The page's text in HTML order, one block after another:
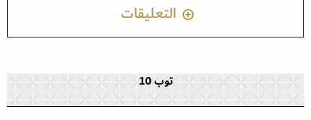
التعليقات
توب 10